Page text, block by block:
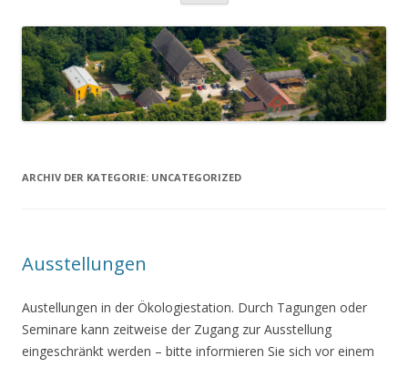
springen
ARCHIV DER KATEGORIE: UNCATEGORIZED
Ausstellungen
Austellungen in der Ökologiestation. Durch Tagungen oder
Seminare kann zeitweise der Zugang zur Ausstellung
eingeschränkt werden – bitte informieren Sie sich vor einem